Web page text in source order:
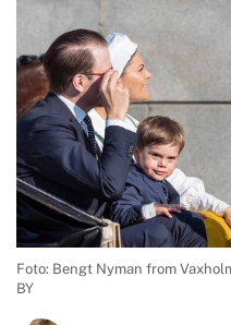
Foto: Bengt Nyman from
BY